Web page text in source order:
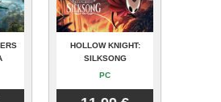
HOLLOW KNIGHT:
SILKSONG
PC